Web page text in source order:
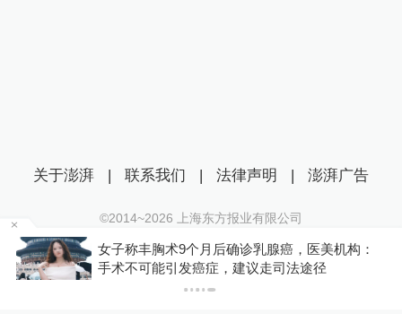
你有权知道更多
下载澎湃新闻客户端
腺癌，医美机构：
司法途径
关于澎湃 | 联系我们 | 法律声明 | 澎湃广告
©2014~2026 上海东方报业有限公司
沪ICP证：沪B2-20170116 | 沪ICP备14003370号
互联网新闻信息服务许可证：31120170006
沪公网安备 31010602000299号